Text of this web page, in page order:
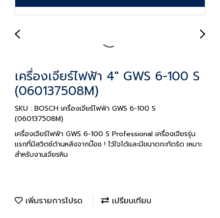
เครื่องเจียร์ไฟฟ้า 4" GWS 6-100 S
(060137508M)
SKU : BOSCH เครื่องเจียร์ไฟฟ้า GWS 6-100 S
(060137508M)
เครื่องเจียร์ไฟฟ้า GWS 6-100 S Professional เครื่องเจียรรุ่น
แรกที่มีสวิตช์ด้านหลังจากบ๊อช ! ไว้ใจได้และมีขนาดกะทัดรัด เหมาะ
สำหรับงานเจียรหิน
เพิ่มรายการโปรด เปรียบเทียบ